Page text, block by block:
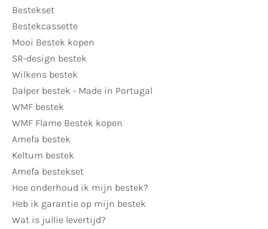
Bestekset
Bestekcassette
Mooi Bestek kopen
SR-design bestek
Wilkens bestek
Dalper bestek - Made in Portugal
WMF bestek
WMF Flame Bestek kopen
Amefa bestek
Keltum bestek
Amefa bestekset
Hoe onderhoud ik mijn bestek?
Heb ik garantie op mijn bestek
Wat is jullie levertijd?